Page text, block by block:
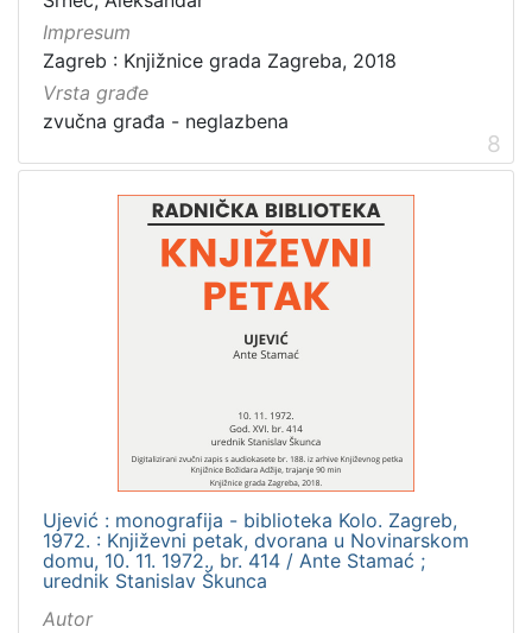
Impresum
Zagreb : Knjižnice grada Zagreba, 2018
Vrsta građe
zvučna građa - neglazbena
8
Ujević : monografija - biblioteka Kolo. Zagreb,
1972. : Književni petak, dvorana u Novinarskom
domu, 10. 11. 1972., br. 414 / Ante Stamać ;
urednik Stanislav Škunca
Autor